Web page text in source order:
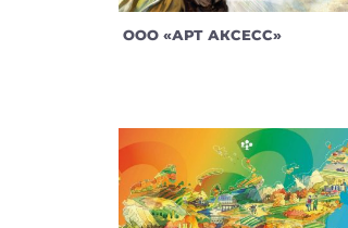
ООО «АРТ АКСЕСС»